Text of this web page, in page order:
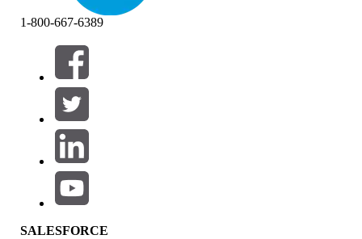
Filters (0)
FILTERS SELECTEREN
Productgebied
Invloed op functies
1-800-667-6389
SALESFORCE